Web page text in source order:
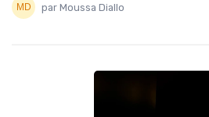
par Moussa Diallo